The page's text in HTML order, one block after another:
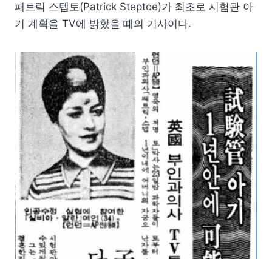
패트릭 스텝토(Patrick Steptoe)가 최초로 시험관 아
기 계획을 TV에 밝혔을 때의 기사이다.